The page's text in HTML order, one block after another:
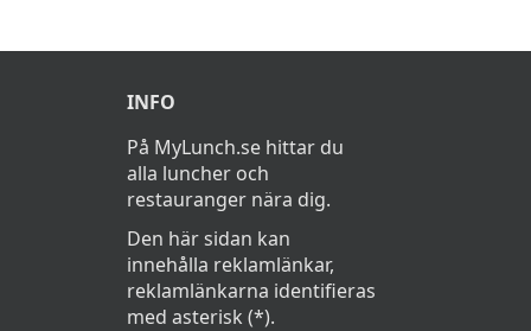
INFO
På MyLunch.se hittar du
alla luncher och
restauranger nära dig.
Den här sidan kan
innehålla reklamlänkar,
reklamlänkarna identifieras
med asterisk (*).